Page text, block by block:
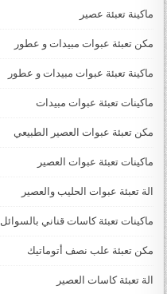
ماكينة تعبئة عصير
مكن تعبئة عبوات مبيدات و عطور
ماكينة تعبئة عبوات مبيدات و عطور
ماكينات تعبئة عبوات مبيدات
مكن تعبئة عبوات العصير الطبيعي
ماكينات تعبئة عبوات العصير
الة تعبئة عبوات الحليب والعصير
ماكينات تعبئة كاسات قناني بالسوائل
مكن تعبئة علب نصف أتوماتيك
الة تعبئة كاسات العصير